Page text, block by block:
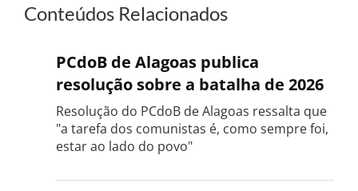
Conteúdos Relacionados
PCdoB de Alagoas publica
resolução sobre a batalha de 2026
Resolução do PCdoB de Alagoas ressalta que
"a tarefa dos comunistas é, como sempre foi,
estar ao lado do povo"